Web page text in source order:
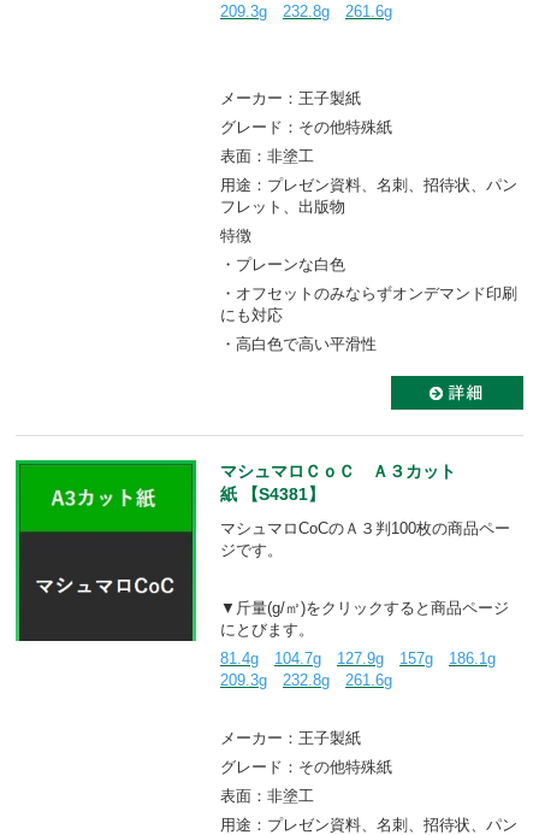
209.3g
232.8g 261.6g
メーカー：王子製紙
グレード：その他特殊紙
表面：非塗工
用途：プレゼン資料、名刺、招待状、パン
フレット、出版物
特徴
・プレーンな白色
・オフセットのみならずオンデマンド印刷
にも対応
・高白色で高い平滑性
マシュマロＣｏＣ Ａ３カット
紙 【S4381】
マシュマロCoCのＡ３判100枚の商品ペー
ジです。
▼斤量(g/㎡)をクリックすると商品ページ
にとびます。
81.4g
104.7g 127.9g 157g
186.1g
209.3g
232.8g 261.6g
メーカー：王子製紙
グレード：その他特殊紙
表面：非塗工
用途：プレゼン資料、名刺、招待状、パン